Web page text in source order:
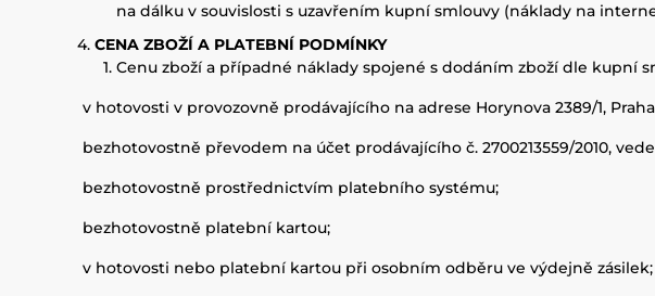
na dálku v souvislosti s uzavřením kupní smlouvy (náklady na
CENA ZBOŽÍ A PLATEBNÍ PODMÍNKY
Cenu zboží a případné náklady spojené s dodáním zboží dle kupní
v hotovosti v provozovně prodávajícího na adrese Horynova 2389/1,
bezhotovostně převodem na účet prodávajícího č. 2700213559/2010,
bezhotovostně prostřednictvím platebního systému;
bezhotovostně platební kartou;
v hotovosti nebo platební kartou při osobním odběru ve výdejně zásilek;